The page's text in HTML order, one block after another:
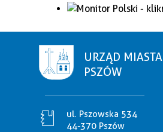
URZĄD MIASTA
PSZÓW
ul. Pszowska 534
44-370 Pszów